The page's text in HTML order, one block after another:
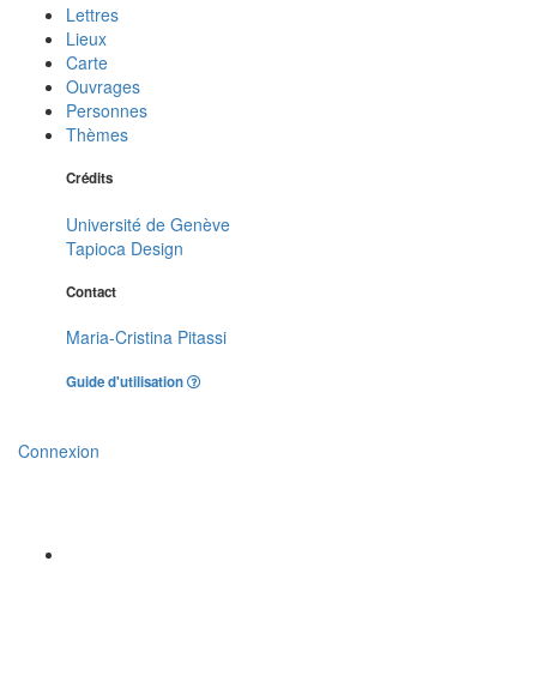
Lettres
Lieux
Carte
Ouvrages
Personnes
Thèmes
Crédits
Université de Genève
Tapioca Design
Contact
Maria-Cristina Pitassi
Guide d'utilisation
Connexion